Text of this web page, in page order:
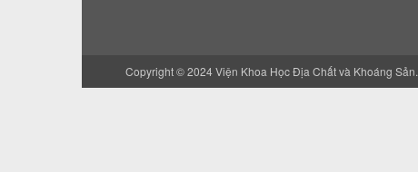
Copyright © 2024 Viện Khoa Học Địa Chất và Khoáng Sản.